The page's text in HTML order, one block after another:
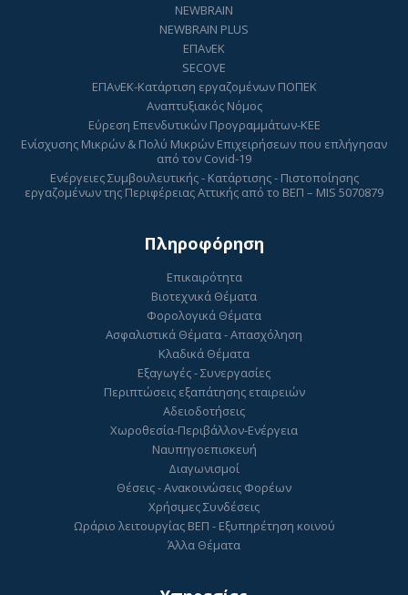
NEWBRAIN
NEWBRAIN PLUS
ΕΠΑνΕΚ
SECOVE
ΕΠΑνΕΚ-Κατάρτιση εργαζομένων ΠΟΠΕΚ
Αναπτυξιακός Νόμος
Εύρεση Επενδυτικών Προγραμμάτων-ΚΕΕ
Ενίσχυσης Μικρών & Πολύ Μικρών Επιχειρήσεων που επλήγησαν
από τον Covid-19
Ενέργειες Συμβουλευτικής - Κατάρτισης - Πιστοποίησης
εργαζομένων της Περιφέρειας Αττικής από το ΒΕΠ – MIS 5070879
Πληροφόρηση
Επικαιρότητα
Βιοτεχνικά Θέματα
Φορολογικά Θέματα
Ασφαλιστικά Θέματα - Απασχόληση
Κλαδικά Θέματα
Εξαγωγές - Συνεργασίες
Περιπτώσεις εξαπάτησης εταιρειών
Αδειοδοτήσεις
Χωροθεσία-Περιβάλλον-Ενέργεια
Ναυπηγοεπισκευή
Διαγωνισμοί
Θέσεις - Ανακοινώσεις Φορέων
Χρήσιμες Συνδέσεις
Ωράριο λειτουργίας ΒΕΠ - Εξυπηρέτηση κοινού
Άλλα Θέματα